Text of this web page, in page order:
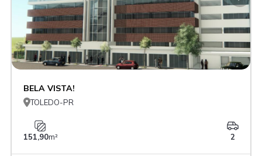
BELA VISTA!
TOLEDO-PR
151,90m² 2